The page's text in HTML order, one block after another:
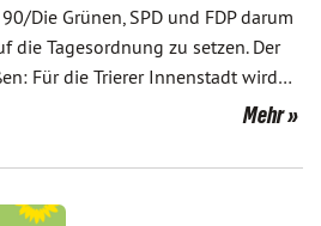
Die Grünen, SPD und FDP darum
die Tagesordnung zu setzen. Der
Für die Trierer Innenstadt wird…
Mehr